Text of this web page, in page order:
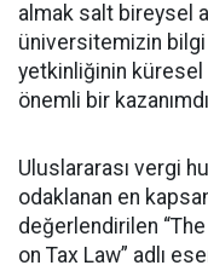
almak salt bireysel
üniversitemizin
yetkinliğinin küresel
önemli bir
Uluslararası vergi
odaklanan en
değerlendirilen
on Tax Law” adlı